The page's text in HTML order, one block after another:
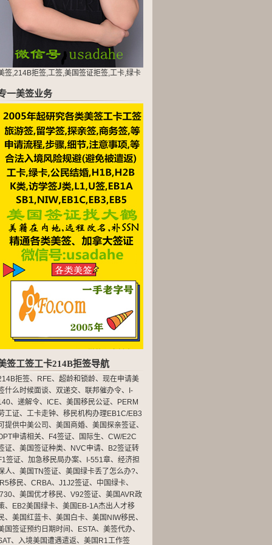
签,214B拒签,工签,美国签证拒签,工卡,绿卡
一美签业务
签工签工卡214B拒签导航
拒签、 RFE、 超龄和锁龄、 现在申请美
什么时候面谈、 双递交、 联邦催办令、
I-
、 递解令、 ICE、 美国移民公证、
PERM
工证、 工卡走钟、 移民机构办理EB1C/EB3
提供中美公司 、 美国商婚、 美国探亲签证、
申请相关、 F4签证、 国际生、 CW/E2C
证、 美国签证种类、 NVC申请、
B2签证转
签证、 加急移民局办案、 I-551章、 经济担
人、 美国TN签证、 美国绿卡丢了怎么办?、
移民、 CRBA、 J1J2签证、 中国绿卡、
、 美国优才移民、 V92签证、 美国AVR政
、 EB2美国绿卡、 美国EB-1A杰出人才移
、 美国红蓝卡、 美国白卡、 美国NIW移民、
国签证预约日期时间 、 ESTA、 美签代办、
、 入境美国遭遇遣返、 美国R1工作签